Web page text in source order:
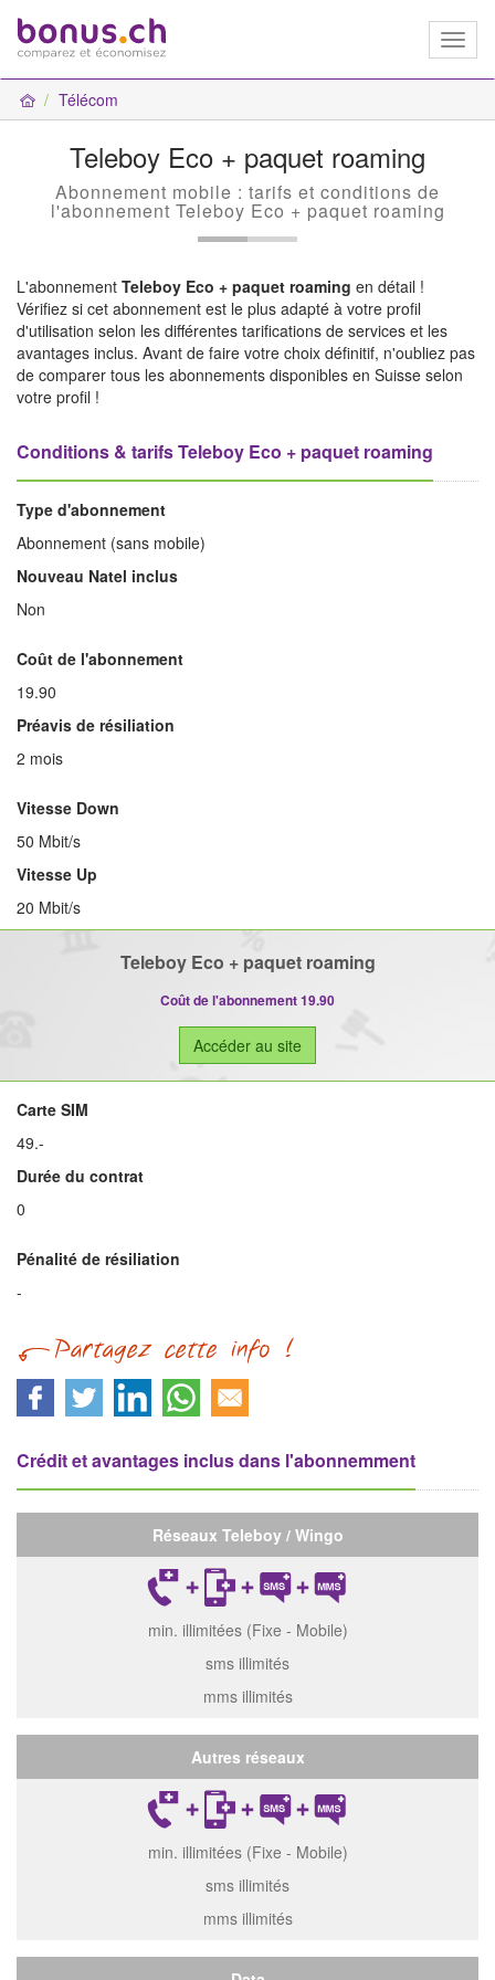
Télécom
Teleboy Eco + paquet roaming
Abonnement mobile : tarifs et conditions de
l'abonnement Teleboy Eco + paquet roaming
L'abonnement Teleboy Eco + paquet roaming en détail !
Vérifiez si cet abonnement est le plus adapté à votre profil
d'utilisation selon les différentes tarifications de services et les
avantages inclus. Avant de faire votre choix définitif, n'oubliez pas
de comparer tous les abonnements disponibles en Suisse selon
votre profil !
Conditions & tarifs Teleboy Eco + paquet roaming
Type d'abonnement
Abonnement (sans mobile)
Nouveau Natel inclus
Non
Coût de l'abonnement
19.90
Préavis de résiliation
2 mois
Vitesse Down
50 Mbit/s
Vitesse Up
20 Mbit/s
Teleboy Eco + paquet roaming
Coût de l'abonnement 19.90
Accéder au site
Carte SIM
49.-
Durée du contrat
0
Pénalité de résiliation
-
Crédit et avantages inclus dans l'abonnemment
Réseaux Teleboy / Wingo
min. illimitées (Fixe - Mobile)
sms illimités
mms illimités
Autres réseaux
min. illimitées (Fixe - Mobile)
sms illimités
mms illimités